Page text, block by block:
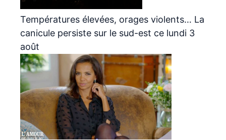
Températures élevées, orages violents… La
canicule persiste sur le sud-est ce lundi 3
août